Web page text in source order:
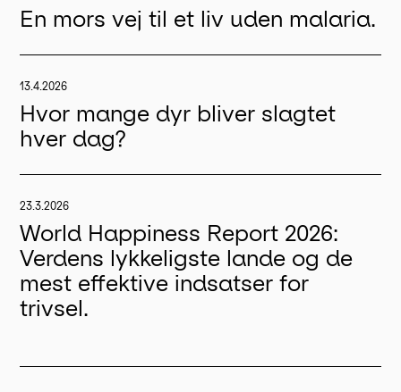
En mors vej til et liv uden malaria.
13.4.2026
Hvor mange dyr bliver slagtet
hver dag?
23.3.2026
World Happiness Report 2026:
Verdens lykkeligste lande og de
mest effektive indsatser for
trivsel.